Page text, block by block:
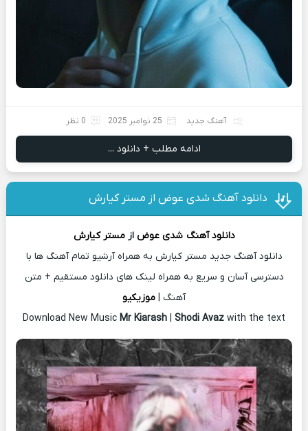
آهنگ جدید 25 نوامبر 2025 0 نظر
ادامه مطلب + دانلود ...
دانلود آهنگ شدی عوض از مستر کیارش
دانلود آهنگ شدی عوض ازمستر کیارش
دانلود آهنگ جدید مستر کیارش به همراه آرشیو تمام آهنگ ها با
دسترسی آسان و سریع به همراه لینک های دانلود مستقیم + متن
آهنگ | موزیکیو
Download New Music Mr Kiarash | Shodi Avaz with the text